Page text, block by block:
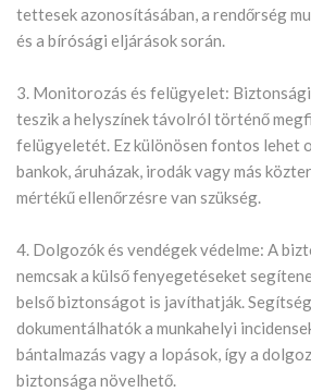
tettesek azonosításában, a rendőrség
és a bírósági eljárások során.
3. Monitorozás és felügyelet:
teszik a helyszínek távolról történő
felügyeletét. Ez különösen fontos lehet
bankok, áruházak, irodák vagy más
mértékű ellenőrzésre van szükség.
4. Dolgozók és vendégek védelme: A
nemcsak a külső fenyegetéseket
belső biztonságot is javíthatják.
dokumentálhatók a munkahelyi
bántalmazás vagy a lopások, így a
biztonsága növelhető.